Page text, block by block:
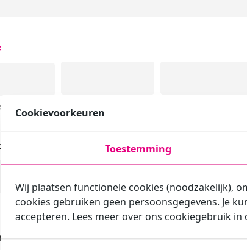
voorkeur het e-mailadres in waarmee je zakelijk/
ook een cursist?
Cookievoorkeuren
Toestemming
Wij plaatsen functionele cookies (noodzakelijk),
cookies gebruiken geen persoonsgegevens. Je
accepteren. Lees meer over ons cookiegebruik in